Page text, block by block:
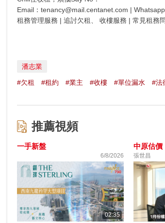
Email：tenancy@mail.centanet.com |
租務管理服務 | 追討欠租、 收樓服務 | 常見租務
潘志業
#欠租 #租約 #業主 #收樓 #單位漏水 #法
推薦視頻
一手新盤
6/8/2026
02:35
中原估價
張世昌